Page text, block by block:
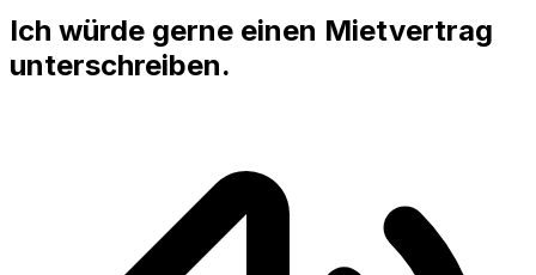
Ich würde gerne einen Mietvertrag
unterschreiben.